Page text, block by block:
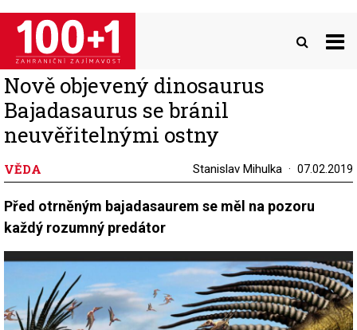
Přejít
hlavnímu
obsahu
Nově objevený dinosaurus
Bajadasaurus se bránil
neuvěřitelnými ostny
VĚDA Stanislav Mihulka 07.02.2019
Před otrněným bajadasaurem se měl na pozoru
každý rozumný predátor